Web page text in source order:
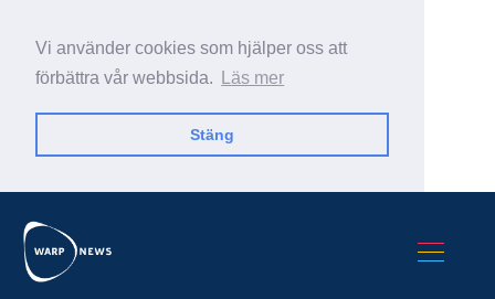
Vi använder cookies som hjälper oss att
förbättra vår webbsida.
Läs mer
Stäng